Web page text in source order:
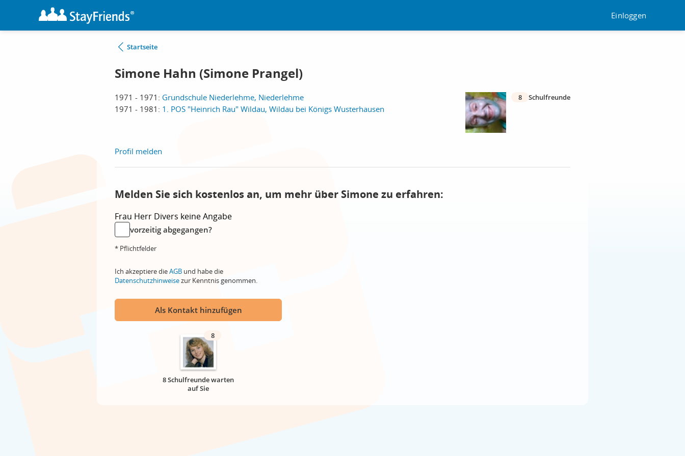
Einloggen
Startseite
Simone Hahn (Simone Prangel)
1971 - 1971: Grundschule Niederlehme, Niederlehme
1971 - 1981: 1. POS "Heinrich Rau" Wildau, Wildau bei Königs Wusterhausen
8 Schulfreunde
Profil melden
Melden Sie sich kostenlos an, um mehr über Simone zu erfahren:
Frau Herr Divers keine Angabe
vorzeitig abgegangen?
* Pflichtfelder
Ich akzeptiere dieAGB und habe die
Datenschutzhinweisezur Kenntnis genommen.
Als Kontakt hinzufügen
8
8 Schulfreunde warten
auf Sie